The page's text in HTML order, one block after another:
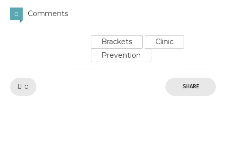
0 Comments
Brackets
Clinic
Prevention
0 SHARE